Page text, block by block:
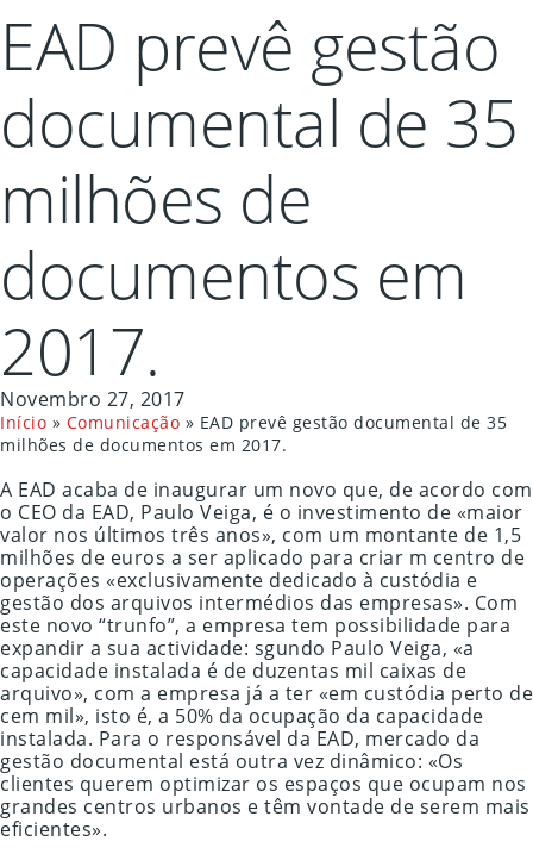
EAD prevê gestão
documental de 35
milhões de
documentos em
2017.
Novembro 27, 2017
Início » Comunicação » EAD prevê gestão documental de 35
milhões de documentos em 2017.
A EAD acaba de inaugurar um novo que, de acordo com
o CEO da EAD, Paulo Veiga, é o investimento de «maior
valor nos últimos três anos», com um montante de 1,5
milhões de euros a ser aplicado para criar m centro de
operações «exclusivamente dedicado à custódia e
gestão dos arquivos intermédios das empresas». Com
este novo “trunfo”, a empresa tem possibilidade para
expandir a sua actividade: sgundo Paulo Veiga, «a
capacidade instalada é de duzentas mil caixas de
arquivo», com a empresa já a ter «em custódia perto de
cem mil», isto é, a 50% da ocupação da capacidade
instalada. Para o responsável da EAD, mercado da
gestão documental está outra vez dinâmico: «Os
clientes querem optimizar os espaços que ocupam nos
grandes centros urbanos e têm vontade de serem mais
eficientes».